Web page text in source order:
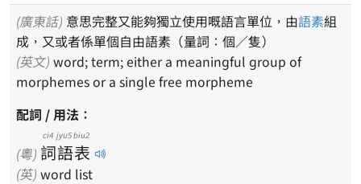
(廣東話) 意思完整又能夠獨立使用嘅語言單位，由語素組
成，又或者係單個自由語素（量詞：個／隻）
(英文)
morphemes or a single free morpheme
配詞 / 用法：
(粵) 詞
ci4
語
jyu5
表
biu2
(英) word list